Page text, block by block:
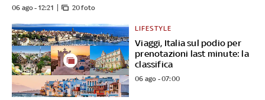
06 ago - 12:21 20 foto
Viaggi, Italia sul podio per
prenotazioni last minute: la
classifica
LIFESTYLE
06 ago - 07:00